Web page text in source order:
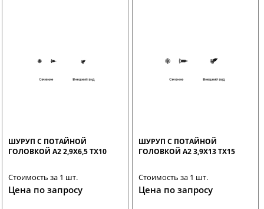
ШУРУП С ПОТАЙНОЙ
ГОЛОВКОЙ A2 2,9X6,5 TX10
Стоимость за 1 шт.
Цена по запросу
ШУРУП С ПОТАЙНОЙ
ГОЛОВКОЙ A2 3,9X13 TX15
Стоимость за 1 шт.
Цена по запросу